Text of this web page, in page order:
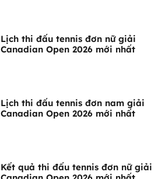
Lịch thi đấu tennis đơn nữ giải
Canadian Open 2026 mới nhất
Lịch thi đấu tennis đơn nam giải
Canadian Open 2026 mới nhất
Kết quả thi đấu tennis đơn nữ giải